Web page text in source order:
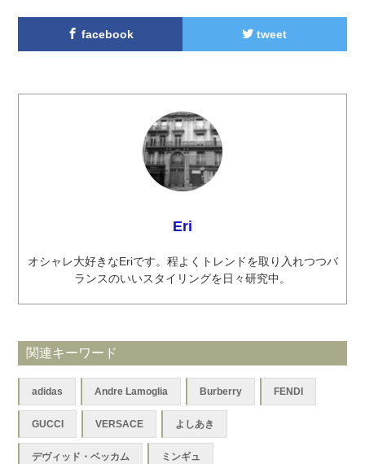
facebook tweet
Eri
オシャレ大好きなEriです。程よくトレンドを取り入れつつバ
ランスのいいスタイリングを日々研究中。
関連キーワード
adidas Andre Lamoglia Burberry FENDI
GUCCI VERSACE よしあき
デヴィッド・ベッカム ミンギュ